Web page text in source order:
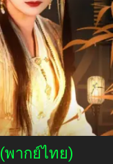
(พากย์ไทย)